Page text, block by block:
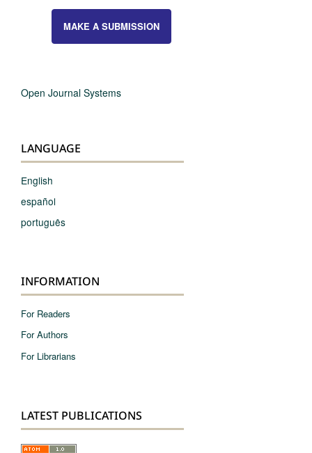
MAKE A SUBMISSION
Open Journal Systems
LANGUAGE
English
español
português
INFORMATION
For Readers
For Authors
For Librarians
LATEST PUBLICATIONS